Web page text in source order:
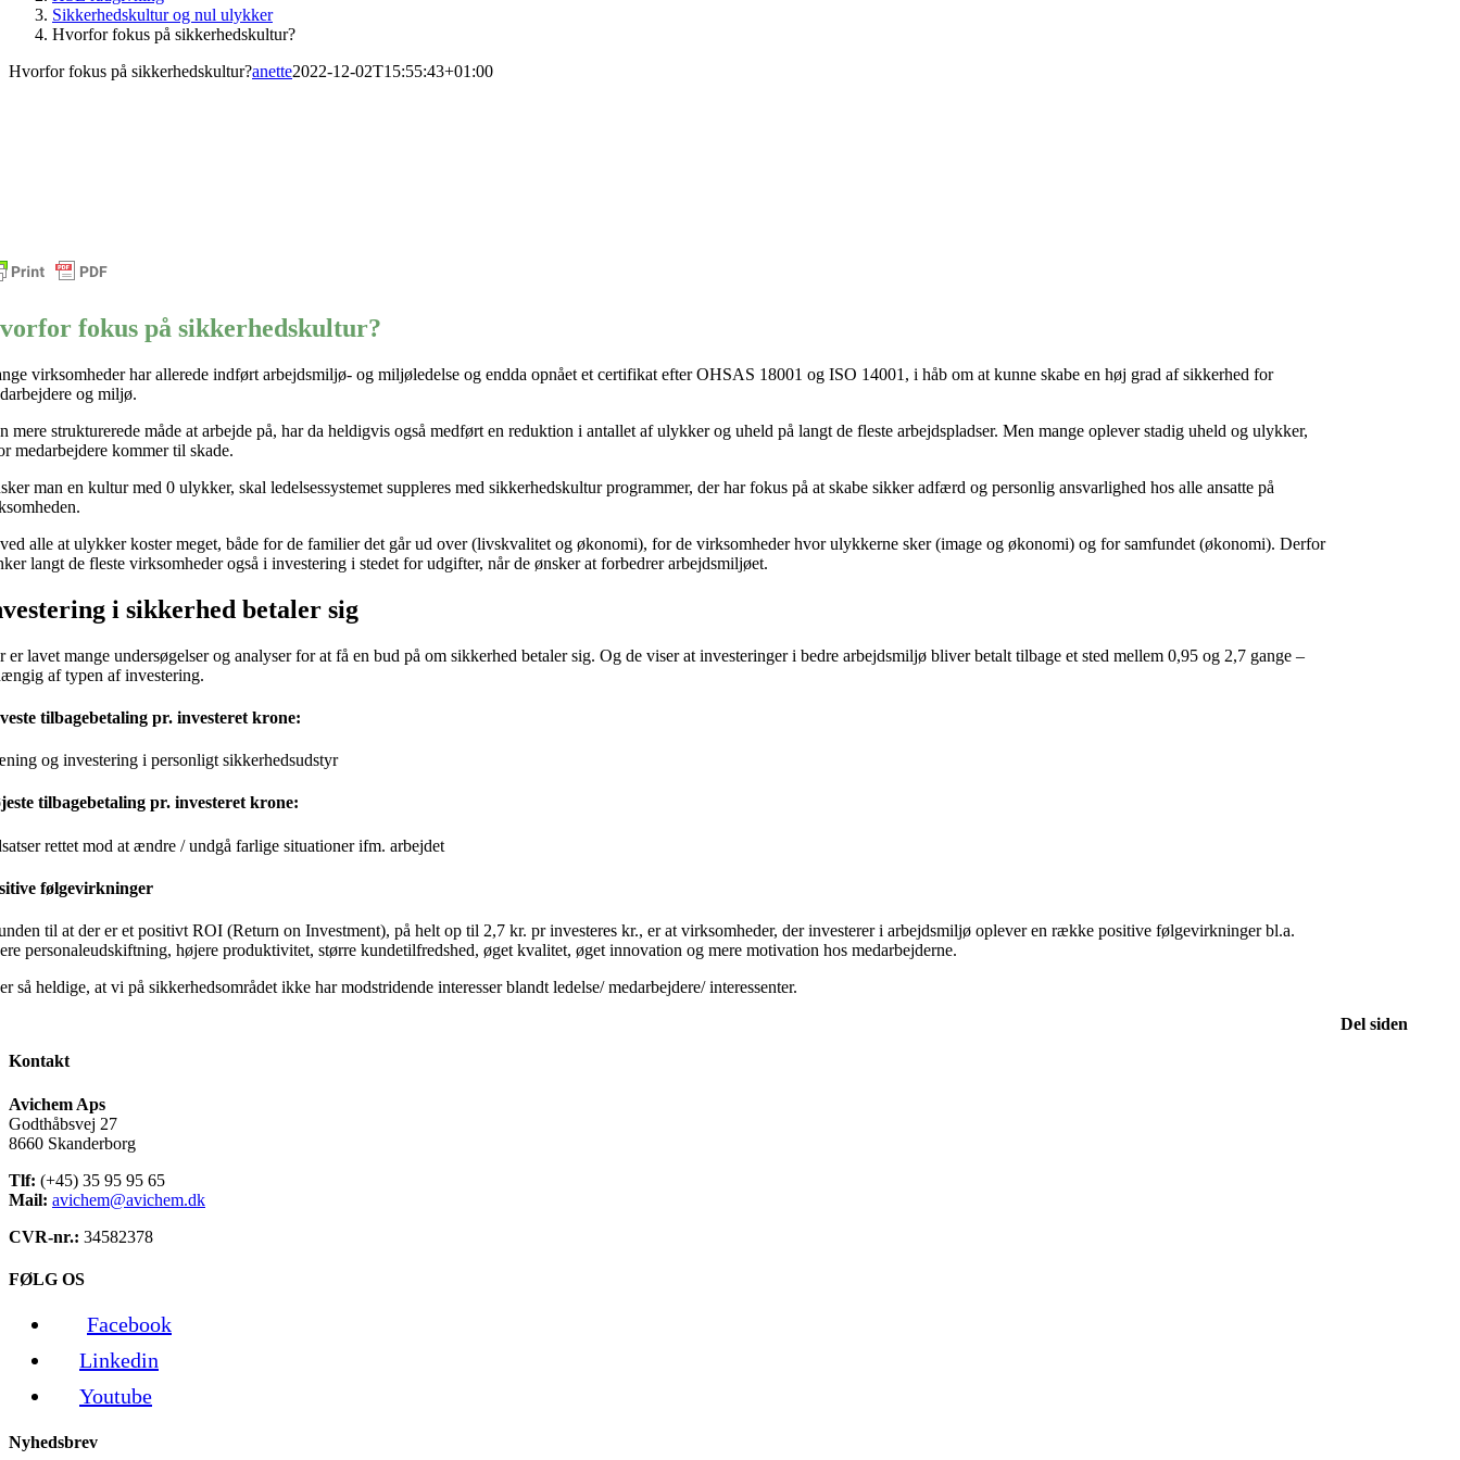
Sikkerhedskultur og nul ulykker
Hvorfor fokus på sikkerhedskultur?
Hvorfor fokus på sikkerhedskultur?anette2022-12-02T15:55:43+01:00
fokus på sikkerhedskultur?
virksomheder har allerede indført arbejdsmiljø- og miljøledelse og endda opnået et certifikat efter OHSAS 18001 og ISO 14001, i håb om at kunne skabe en høj grad af sikkerhed for
og miljø.
mere strukturerede måde at arbejde på, har da heldigvis også medført en reduktion i antallet af ulykker og uheld på langt de fleste arbejdspladser. Men mange oplever stadig uheld og ulykker,
medarbejdere kommer til skade.
man en kultur med 0 ulykker, skal ledelsessystemet suppleres med sikkerhedskultur programmer, der har fokus på at skabe sikker adfærd og personlig ansvarlighed hos alle ansatte på
alle at ulykker koster meget, både for de familier det går ud over (livskvalitet og økonomi), for de virksomheder hvor ulykkerne sker (image og økonomi) og for samfundet (økonomi). Derfor
langt de fleste virksomheder også i investering i stedet for udgifter, når de ønsker at forbedrer arbejdsmiljøet.
i sikkerhed betaler sig
er lavet mange undersøgelser og analyser for at få en bud på om sikkerhed betaler sig. Og de viser at investeringer i bedre arbejdsmiljø bliver betalt tilbage et sted mellem 0,95 og 2,7 gange –
af typen af investering.
tilbagebetaling pr. investeret krone:
og investering i personligt sikkerhedsudstyr
tilbagebetaling pr. investeret krone:
rettet mod at ændre / undgå farlige situationer ifm. arbejdet
følgevirkninger
til at der er et positivt ROI (Return on Investment), på helt op til 2,7 kr. pr investeres kr., er at virksomheder, der investerer i arbejdsmiljø oplever en række positive følgevirkninger bl.a.
personaleudskiftning, højere produktivitet, større kundetilfredshed, øget kvalitet, øget innovation og mere motivation hos medarbejderne.
så heldige, at vi på sikkerhedsområdet ikke har modstridende interesser blandt ledelse/ medarbejdere/ interessenter.
Del siden
Kontakt
Avichem Aps
Godthåbsvej 27
8660 Skanderborg
Tlf: (+45) 35 95 95 65
Mail: avichem@avichem.dk
CVR-nr.: 34582378
FØLG OS
Facebook
Linkedin
Youtube
Nyhedsbrev